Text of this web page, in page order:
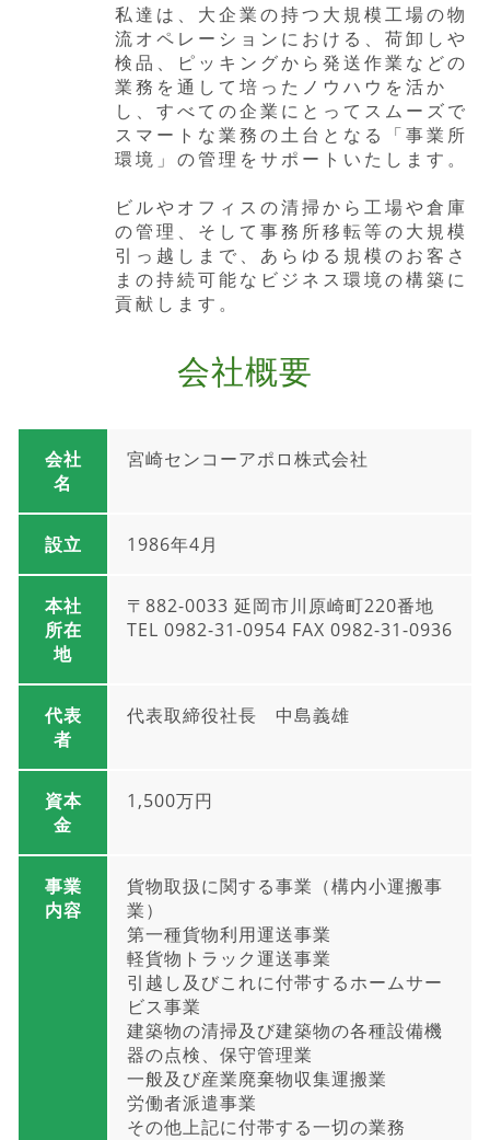
私達は、大企業の持つ大規模工場の物
流オペレーションにおける、荷卸しや
検品、ピッキングから発送作業などの
業務を通して培ったノウハウを活か
し、すべての企業にとってスムーズで
スマートな業務の土台となる「事業所
環境」の管理をサポートいたします。
ビルやオフィスの清掃から工場や倉庫
の管理、そして事務所移転等の大規模
引っ越しまで、あらゆる規模のお客さ
まの持続可能なビジネス環境の構築に
貢献します。
会社概要
会社
名
宮崎センコーアポロ株式会社
設立 1986年4月
本社
所在
地
〒882-0033 延岡市川原崎町220番地
TEL 0982-31-0954 FAX 0982-31-0936
代表
者
代表取締役社長 中島義雄
資本
金
1,500万円
事業
内容
貨物取扱に関する事業（構内小運搬事
業）
第一種貨物利用運送事業
軽貨物トラック運送事業
引越し及びこれに付帯するホームサー
ビス事業
建築物の清掃及び建築物の各種設備機
器の点検、保守管理業
一般及び産業廃棄物収集運搬業
労働者派遣事業
その他上記に付帯する一切の業務